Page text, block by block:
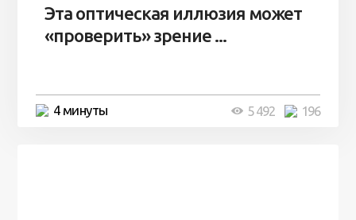
Эта оптическая иллюзия может
«проверить» зрение ...
4 минуты 196
5 492